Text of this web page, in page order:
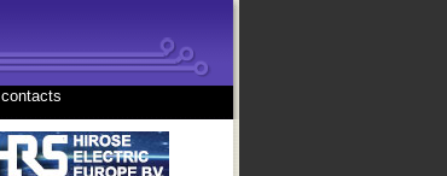
contacts